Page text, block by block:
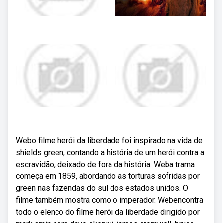
Webo filme herói da liberdade foi inspirado na vida de
shields green, contando a história de um herói contra a
escravidão, deixado de fora da história. Weba trama
começa em 1859, abordando as torturas sofridas por
green nas fazendas do sul dos estados unidos. O
filme também mostra como o imperador. Webencontra
todo o elenco do filme herói da liberdade dirigido por